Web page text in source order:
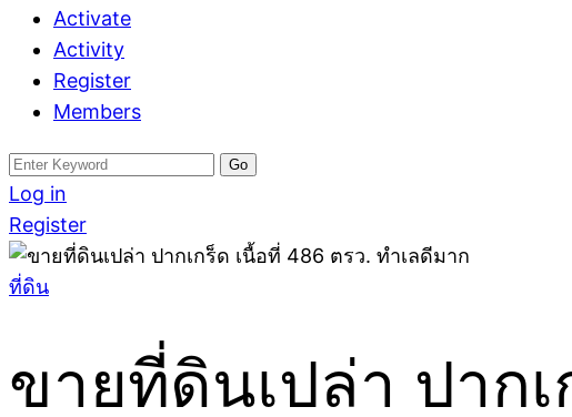
Activate
Activity
Register
Members
Search
for:
Log in
Register
ที่ดิน
ขายที่ดินเปล่า ปาก